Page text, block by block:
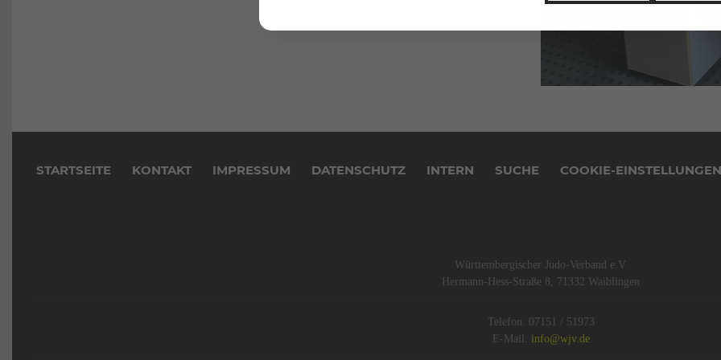
STARTSEITE KONTAKT IMPRESSUM DATENSCHUTZ INTERN SUCHE COOKIE-EINSTELLUNGEN
Württembergischer Judo-Verband e.V.
Hermann-Hess-Straße 8, 71332 Waiblingen
Telefon: 07151 / 51973
E-Mail: info@wjv.de